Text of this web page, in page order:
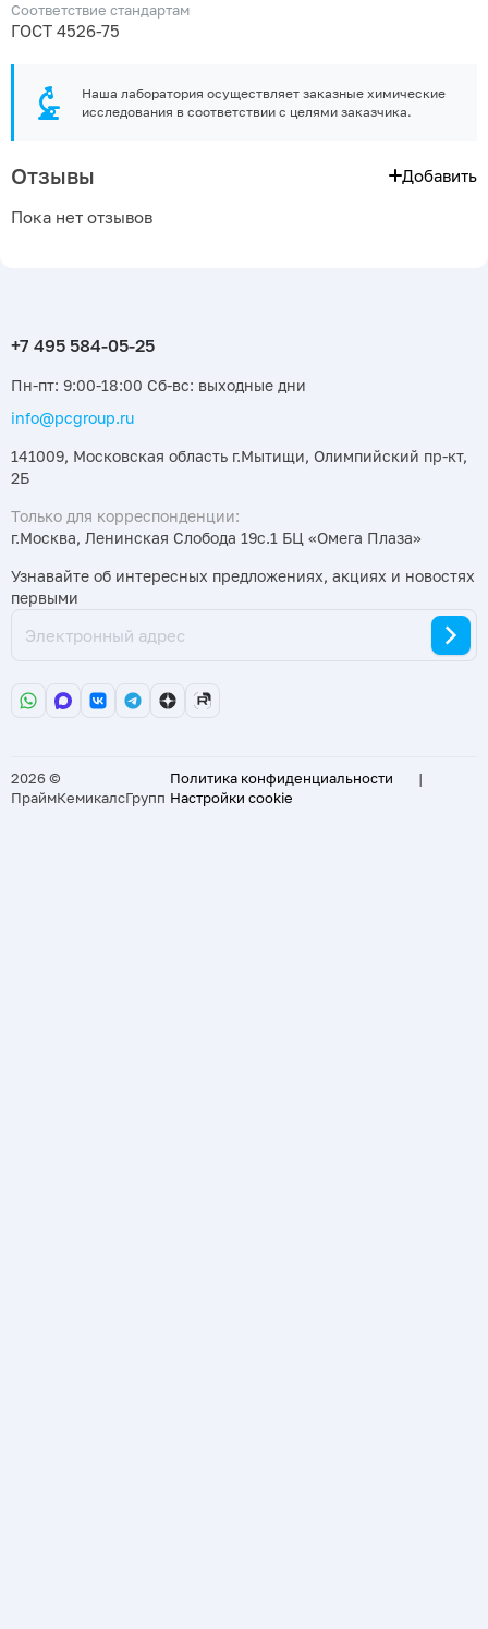
Соответствие стандартам
ГОСТ 4526-75
Наша лаборатория осуществляет заказные химические
исследования в соответствии с целями заказчика.
Отзывы Добавить
Пока нет отзывов
Пн-пт: 9:00-18:00 Сб-вс: выходные дни
info@pcgroup.ru
141009, Московская область г.Мытищи, Олимпийский пр-кт,
2Б
Только для корреспонденции:
г.Москва, Ленинская Слобода 19с.1 БЦ «Омега Плаза»
Узнавайте об интересных предложениях, акциях и новостях
первыми
2026 ©
ПраймКемикалсГрупп
Политика конфиденциальности
|
Настройки cookie